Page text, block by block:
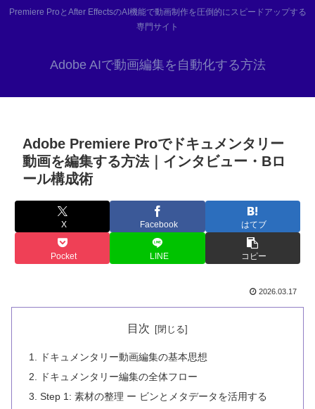
Premiere ProとAfter EffectsのAI機能で動画制作を圧倒的にスピードアップする
専門サイト
Adobe AIで動画編集を自動化する方法
Adobe Premiere Proでドキュメンタリー
動画を編集する方法｜インタビュー・Bロ
ール構成術
X Facebook はてブ
Pocket LINE コピー
2026.03.17
目次
ドキュメンタリー動画編集の基本思想
ドキュメンタリー編集の全体フロー
Step 1: 素材の整理 ー ビンとメタデータを活用する